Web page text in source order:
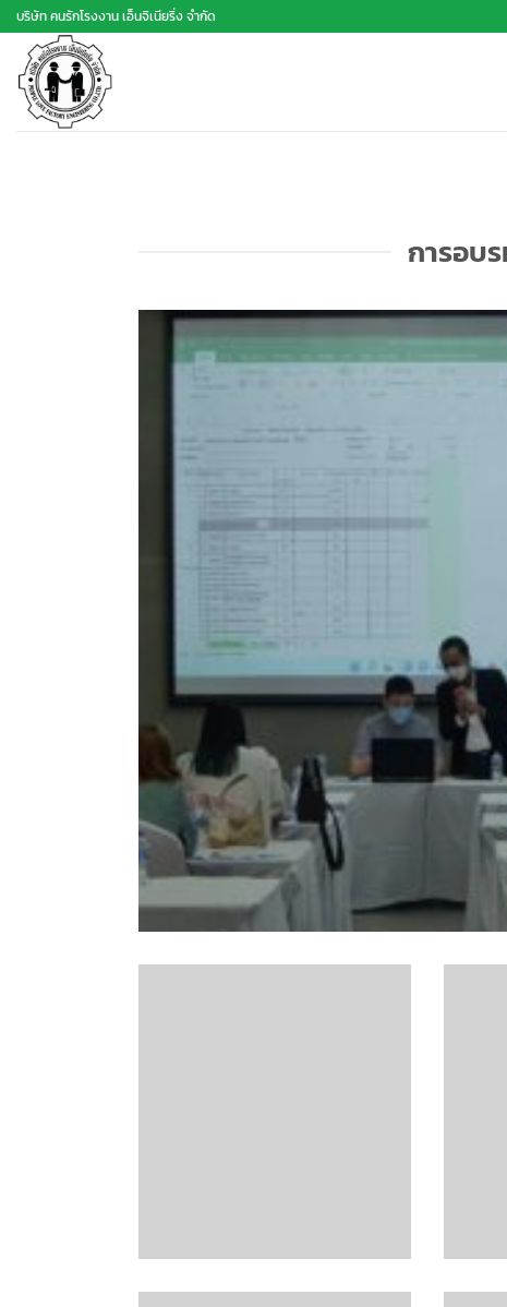
ข้าม
ไป
เนื้อหา
บริษัท คนรักโรงงาน เอ็นจิเนียริ่ง จำกัด
การอบ